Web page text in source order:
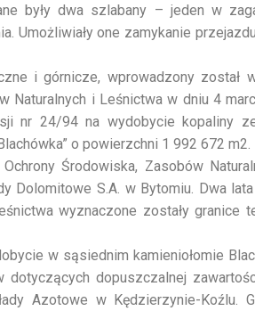
były dwa szlabany – jeden w
Umożliwiały one zamykanie
i górnicze, wprowadzony został
i Leśnictwa w dniu 4
nr 24/94 na wydobycie kopaliny
o powierzchni 1 992 672 m2.
Środowiska, Zasobów
Dolomitowe S.A. w Bytomiu. Dwa
wyznaczone zostały granice
w sąsiednim kamieniołomie
dotyczących dopuszczalnej
Azotowe w Kędzierzynie-Koźlu.